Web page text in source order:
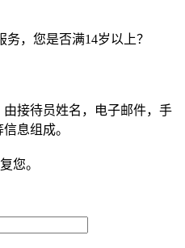
，您是否满14岁以上？
接待员姓名，电子邮件，手
息组成。
您。